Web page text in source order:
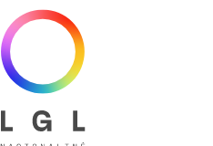
Nacionalinė LGBT teisių organizacija